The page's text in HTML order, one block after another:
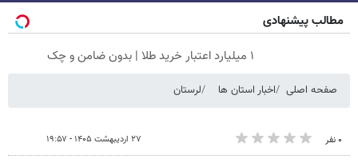
مطالب پیشنهادی
۱ میلیارد اعتبار خرید طلا | بدون ضامن و چک
صفحه اصلی اخبار استان ها لرستان
۰ نفر ۲۷ اردیبهشت ۱۴۰۵ - ۱۹:۵۷